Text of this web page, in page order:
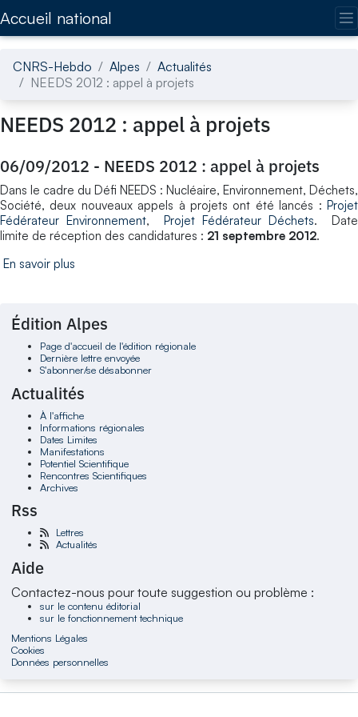
Accueil national
CNRS-Hebdo Alpes
Actualités
NEEDS 2012 : appel à projets
NEEDS 2012 : appel à projets
06/09/2012 - NEEDS 2012 : appel à projets
Dans le cadre du Défi NEEDS : Nucléaire, Environnement, Déchets,
Société, deux nouveaux appels à projets ont été lancés : Projet
Fédérateur Environnement, Projet Fédérateur Déchets. Date
limite de réception des candidatures : 21 septembre 2012.
En savoir plus
Édition Alpes
Page d'accueil de l'édition régionale
Dernière lettre envoyée
S'abonner/se désabonner
Actualités
À l'affiche
Informations régionales
Dates Limites
Manifestations
Potentiel Scientifique
Rencontres Scientifiques
Archives
Rss
Lettres
Actualités
Aide
Contactez-nous pour toute suggestion ou problème :
sur le contenu éditorial
sur le fonctionnement technique
Mentions Légales
Cookies
Données personnelles